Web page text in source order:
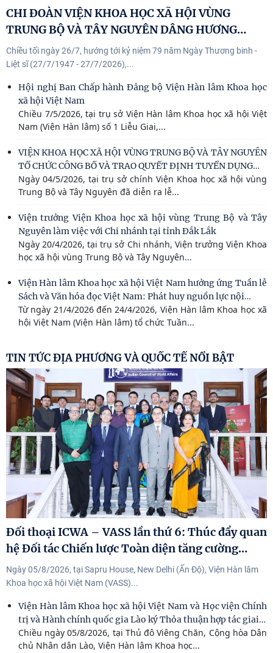
CHI ĐOÀN VIỆN KHOA HỌC XÃ HỘI VÙNG
TRUNG BỘ VÀ TÂY NGUYÊN DÂNG HƯƠNG…
Chiều tối ngày 26/7, hướng tới kỷ niệm 79 năm Ngày Thương binh -
Liệt sĩ (27/7/1947 - 27/7/2026),...
Hội nghị Ban Chấp hành Đảng bộ Viện Hàn lâm Khoa học
xã hội Việt Nam
Chiều 7/5/2026, tại trụ sở Viện Hàn lâm Khoa học xã hội Việt
Nam (Viện Hàn lâm) số 1 Liễu Giai,...
VIỆN KHOA HỌC XÃ HỘI VÙNG TRUNG BỘ VÀ TÂY NGUYÊN
TỔ CHỨC CÔNG BỐ VÀ TRAO QUYẾT ĐỊNH TUYỂN DỤNG…
Ngày 04/5/2026, tại trụ sở chính Viện Khoa học xã hội vùng
Trung Bộ và Tây Nguyên đã diễn ra lễ...
Viện trưởng Viện Khoa học xã hội vùng Trung Bộ và Tây
Nguyên làm việc với Chi nhánh tại tỉnh Đắk Lắk
Ngày 20/4/2026, tại trụ sở Chi nhánh, Viện trưởng Viện Khoa
học xã hội vùng Trung Bộ và Tây Nguyên...
Viện Hàn lâm Khoa học xã hội Việt Nam hưởng ứng Tuần lễ
Sách và Văn hóa đọc Việt Nam: Phát huy nguồn lực nội…
Từ ngày 21/4/2026 đến 24/4/2026, Viện Hàn lâm Khoa học xã
hội Việt Nam (Viện Hàn lâm) tổ chức Tuần...
TIN TỨC ĐỊA PHƯƠNG VÀ QUỐC TẾ NỔI BẬT
Đối thoại ICWA – VASS lần thứ 6: Thúc đẩy quan
hệ Đối tác Chiến lược Toàn diện tăng cường…
Ngày 05/8/2026, tại Sapru House, New Delhi (Ấn Độ), Viện Hàn lâm
Khoa học xã hội Việt Nam (VASS)...
Viện Hàn lâm Khoa học xã hội Việt Nam và Học viện Chính
trị và Hành chính quốc gia Lào ký Thỏa thuận hợp tác giai…
Chiều ngày 05/8/2026, tại Thủ đô Viêng Chăn, Cộng hòa Dân
chủ Nhân dân Lào, Viện Hàn lâm Khoa học...